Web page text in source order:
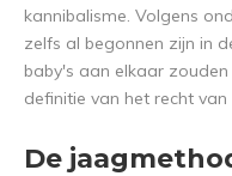
kannibalisme. Volgens
zelfs al begonnen zijn in
baby's aan elkaar
definitie van het recht
De